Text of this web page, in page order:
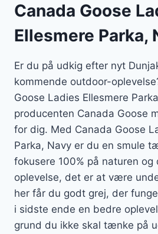
Canada Goose
Ellesmere Parka,
Er du på udkig efter nyt
kommende outdoor-
Goose Ladies Ellesmere
producenten Canada Goose
for dig. Med Canada Goose
Parka, Navy er du en smule
fokusere 100% på naturen
oplevelse, det er at være
her får du godt grej, der
i sidste ende en bedre
grund du ikke skal tænke på